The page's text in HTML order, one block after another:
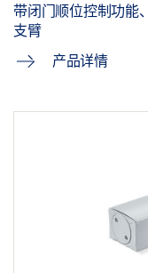
带闭门顺位控制功能
支臂
产品详情